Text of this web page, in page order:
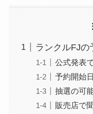
ランクルFJの
公式発表
予約開始
抽選の可
販売店で